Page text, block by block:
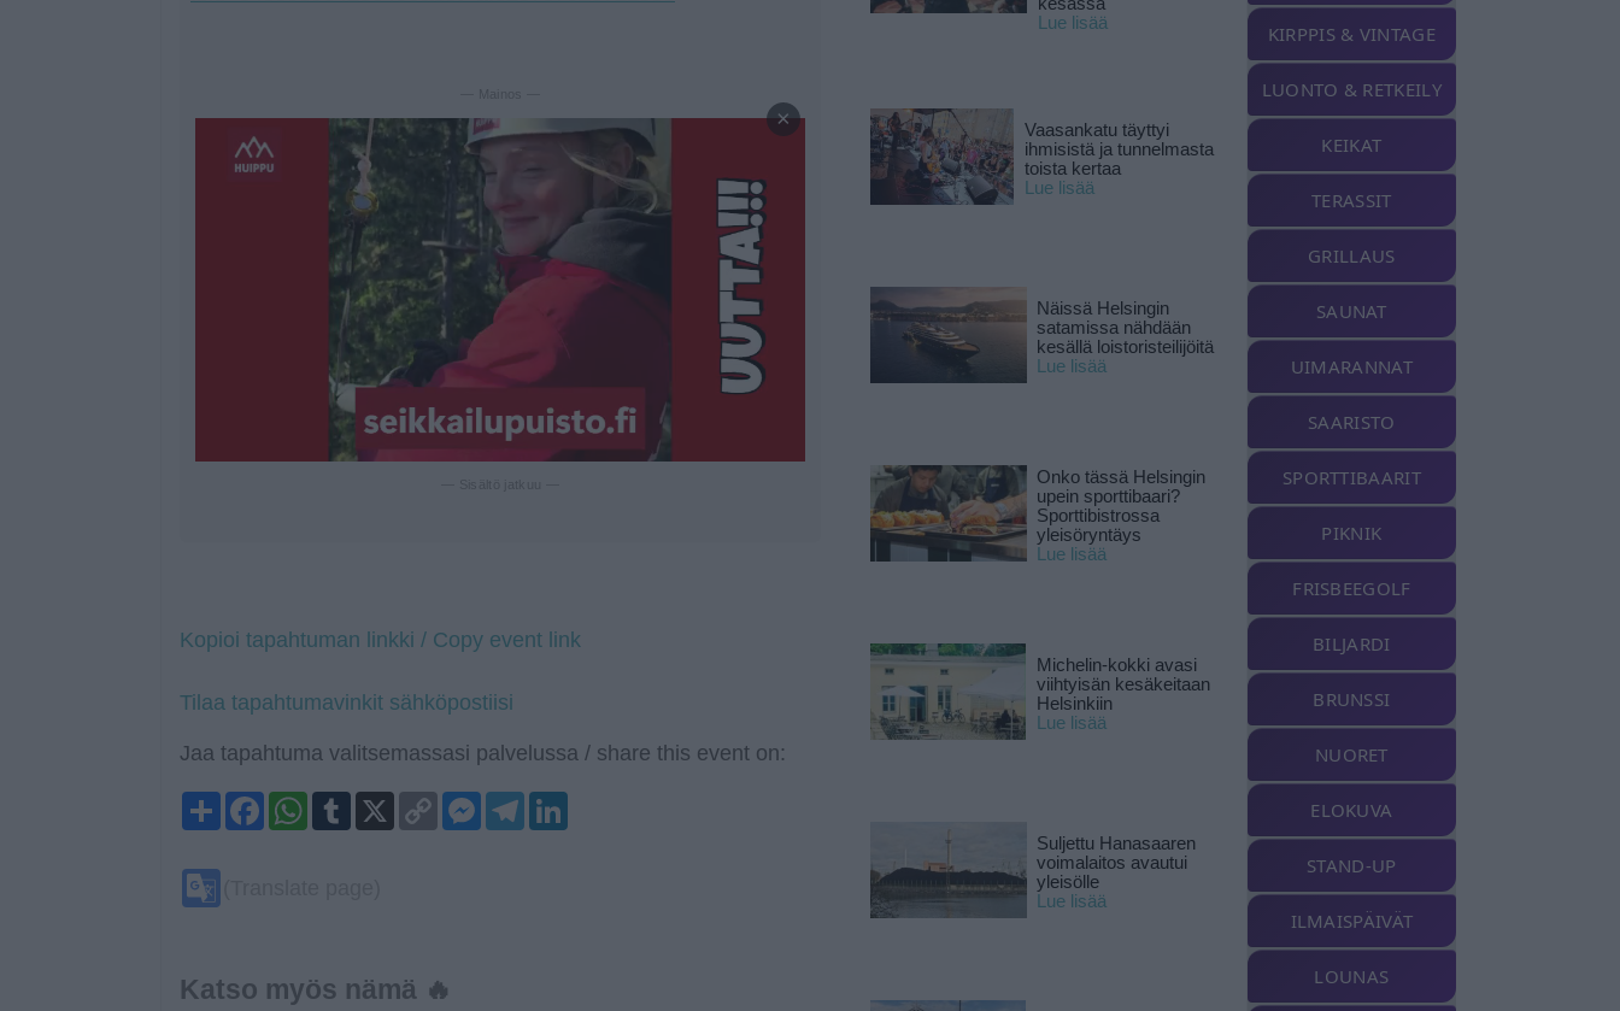
— Mainos —
×
Kopioi tapahtuman linkki / Copy event link
Tilaa tapahtumavinkit sähköpostiisi
Jaa tapahtuma valitsemassasi palvelussa / share this event on:
ShareFacebookWhatsApp
Tumblr
X
Copy
Link
Messenger
Telegram
Katso myös nämä 🔥
kesässä
Lue lisää
Vaasankatu täyttyi
ihmisistä ja tunnelmasta
toista kertaa
Lue lisää
Näissä Helsingin
satamissa nähdään
kesällä loistoristeilijöitä
Lue lisää
Onko tässä Helsingin
upein sporttibaari?
Sporttibistrossa
yleisöryntäys
Lue lisää
Michelin-kokki avasi
viihtyisän kesäkeitaan
Helsinkiin
Lue lisää
Suljettu Hanasaaren
voimalaitos avautui
yleisölle
Lue lisää
KIRPPIS & VINTAGE
LUONTO & RETKEILY
KEIKAT
TERASSIT
GRILLAUS
SAUNAT
UIMARANNAT
SAARISTO
SPORTTIBAARIT
PIKNIK
FRISBEEGOLF
BILJARDI
BRUNSSI
NUORET
ELOKUVA
STAND-UP
ILMAISPÄIVÄT
LOUNAS